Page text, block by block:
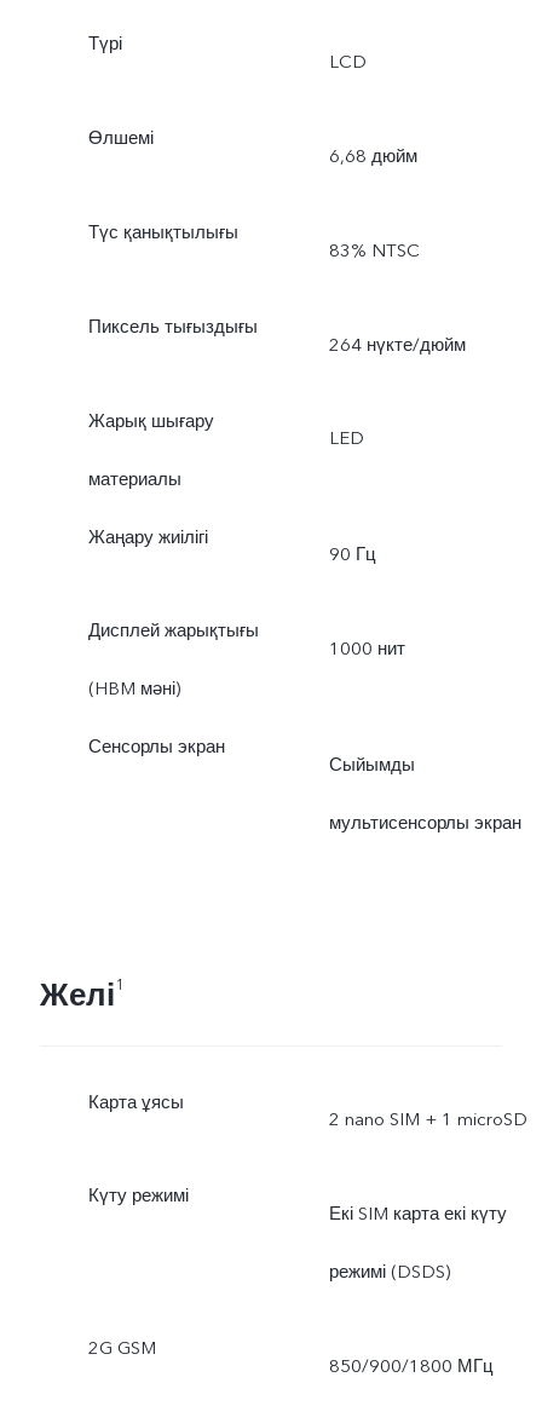
Түрі
LCD
Өлшемі
6,68 дюйм
Түс қанықтылығы
83% NTSC
Пиксель тығыздығы
264 нүкте/дюйм
Жарық шығару
материалы
LED
Жаңару жиілігі
90 Гц
Дисплей жарықтығы
(HBM мәні)
1000 нит
Сенсорлы экран
Сыйымды
мультисенсорлы экран
Желі1
Карта ұясы
2 nano SIM + 1 microSD
Күту режимі
Екі SIM карта екі күту
режимі (DSDS)
2G GSM
850/900/1800 МГц